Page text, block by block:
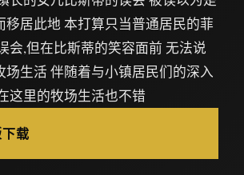
移居此地 本打算只当普通居民的菲
会,但在比斯蒂的笑容面前 无法说
场生活 伴随着与小镇居民们的深入
这里的牧场生活也不错
载